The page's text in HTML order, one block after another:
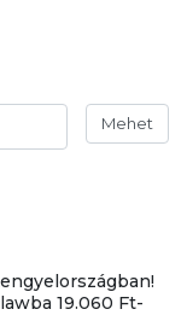
Mehet
19.060 Ft-